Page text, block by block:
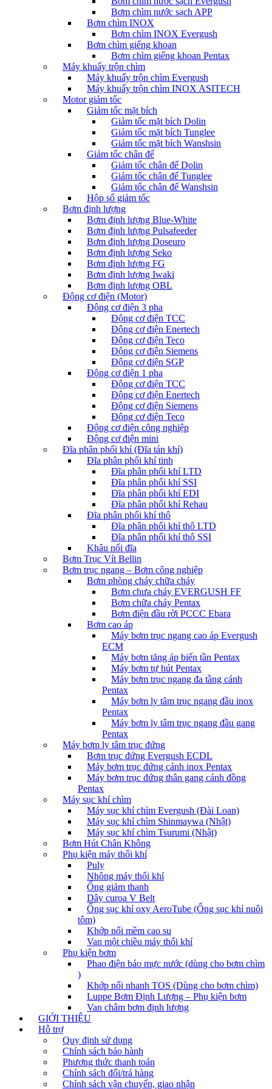
Bơm chìm nước sạch APP
Bơm chìm INOX
Bơm chìm INOX Evergush
Bơm chìm giếng khoan
Bơm chìm giếng khoan Pentax
Máy khuấy trộn chìm
Máy khuấy trộn chìm Evergush
Máy khuấy trộn chìm INOX ASITECH
Motor giảm tốc
Giảm tốc mặt bích
Giảm tốc mặt bích Dolin
Giảm tốc mặt bích Tunglee
Giảm tốc mặt bích Wanshsin
Giảm tốc chân đế
Giảm tốc chân đế Dolin
Giảm tốc chân đế Tunglee
Giảm tốc chân đế Wanshsin
Hộp số giảm tốc
Bơm định lượng
Bơm định lượng Blue-White
Bơm định lượng Pulsafeeder
Bơm định lượng Doseuro
Bơm định lượng Seko
Bơm định lượng FG
Bơm định lượng Iwaki
Bơm định lượng OBL
Động cơ điện (Motor)
Động cơ điện 3 pha
Động cơ điện TCC
Động cơ điện Enertech
Động cơ điện Teco
Động cơ điện Siemens
Động cơ điện SGP
Động cơ điện 1 pha
Động cơ điện TCC
Động cơ điện Enertech
Động cơ điện Siemens
Động cơ điện Teco
Động cơ điện công nghiệp
Động cơ điện mini
Đĩa phân phối khí (Đĩa tán khí)
Đĩa phân phối khí tinh
Đĩa phân phối khí LTD
Đĩa phân phối khí SSI
Đĩa phân phối khí EDI
Đĩa phân phối khí Rehau
Đĩa phân phối khí thô
Đĩa phân phối khí thô LTD
Đĩa phân phối khí thô SSI
Khâu nối đĩa
Bơm Trục Vít Bellin
Bơm trục ngang – Bơm công nghiệp
Bơm phòng cháy chữa cháy
Bơm chưa cháy EVERGUSH FF
Bơm chữa cháy Pentax
Bơm điện đầu rời PCCC Ebara
Bơm cao áp
Máy bơm trục ngang cao áp Evergush
ECM
Máy bơm tăng áp biến tần Pentax
Máy bơm tự hút Pentax
Máy bơm trục ngang đa tầng cánh
Pentax
Máy bơm ly tâm trục ngang đầu inox
Pentax
Máy bơm ly tâm trục ngang đầu gang
Pentax
Máy bơm ly tâm trục đứng
Bơm trục đứng Evergush ECDL
Máy bơm trục đứng cánh inox Pentax
Máy bơm trục đứng thân gang cánh đồng
Pentax
Máy sục khí chìm
Máy sục khí chìm Evergush (Đài Loan)
Máy sục khí chìm Shinmaywa (Nhật)
Máy sục khí chìm Tsurumi (Nhật)
Bơm Hút Chân Không
Phụ kiện máy thổi khí
Puly
Nhông máy thổi khí
Ống giảm thanh
Dây curoa V Belt
Ống sục khí oxy AeroTube (Ống sục khí nuôi
tôm)
Khớp nối mềm cao su
Van một chiều máy thổi khí
Phụ kiện bơm
Phao điện báo mực nước (dùng cho bơm chìm
)
Khớp nối nhanh TOS (Dùng cho bơm chìm)
Luppe Bơm Định Lượng – Phụ kiện bơm
Van châm bơm định lượng
GIỚI THIỆU
Hỗ trợ
Quy định sử dụng
Chính sách bảo hành
Phương thức thanh toán
Chính sách đổi/trả hàng
Chính sách vận chuyển, giao nhận